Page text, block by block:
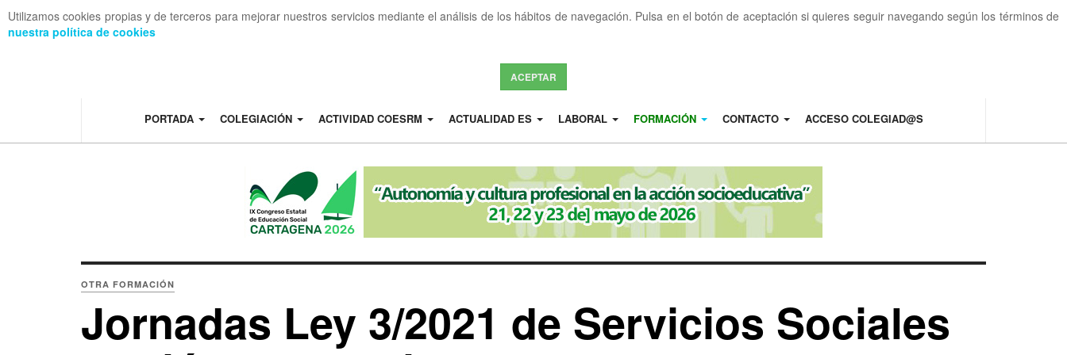
Utilizamos cookies propias y de terceros para mejorar nuestros servicios mediante el análisis de los hábitos de navegación. Pulsa en el botón de aceptación si quieres seguir navegando según los términos de
nuestra política de cookies
ACEPTAR
PORTADA COLEGIACIÓN ACTIVIDAD COESRM ACTUALIDAD ES LABORAL FORMACIÓN CONTACTO ACCESO COLEGIAD@S
OTRA FORMACIÓN
Jornadas Ley 3/2021 de Servicios Sociales